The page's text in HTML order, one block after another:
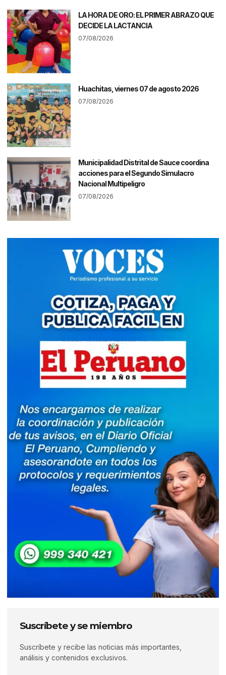
LA HORA DE ORO: EL PRIMER ABRAZO QUE
DECIDE LA LACTANCIA
07/08/2026
Huachitas, viernes 07 de agosto 2026
07/08/2026
Municipalidad Distrital de Sauce coordina
acciones para el Segundo Simulacro
Nacional Multipeligro
07/08/2026
Suscríbete y se miembro
Suscríbete y recibe las noticias más importantes,
análisis y contenidos exclusivos.